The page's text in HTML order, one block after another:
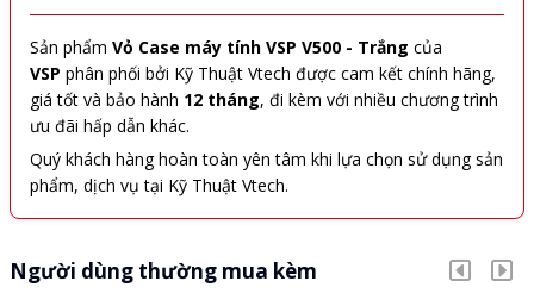
Sản phẩm Vỏ Case máy tính VSP V500 - Trắng của
VSP phân phối bởi Kỹ Thuật Vtech được cam kết chính hãng,
giá tốt và bảo hành 12 tháng, đi kèm với nhiều chương trình
ưu đãi hấp dẫn khác.
Quý khách hàng hoàn toàn yên tâm khi lựa chọn sử dụng sản
phẩm, dịch vụ tại Kỹ Thuật Vtech.
Người dùng thường mua kèm